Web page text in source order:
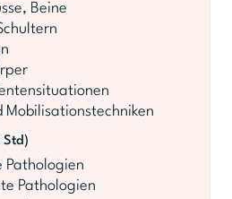
Beine
Std)
Pathologien
Pathologien